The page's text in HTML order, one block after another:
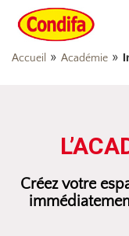
Aller au contenu
Aller au menu
Aller au pied de page
Accueil » Académie »
Créez votre